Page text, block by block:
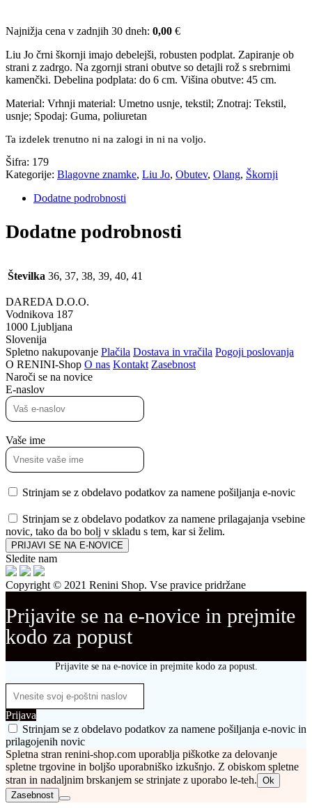
Najnižja cena v zadnjih 30 dneh: 0,00 €
Liu Jo črni škornji imajo debelejši, robusten podplat. Zapiranje ob
strani z zadrgo. Na zgornji strani obutve so detajli rož s srebrnimi
kamenčki. Debelina podplata: do 6 cm. Višina obutve: 45 cm.
Material: Vrhnji material: Umetno usnje, tekstil; Znotraj: Tekstil,
usnje; Spodaj: Guma, poliuretan
Ta izdelek trenutno ni na zalogi in ni na voljo.
Šifra: 179
Kategorije: Blagovne znamke, Liu Jo, Obutev, Olang, Škornji
Dodatne podrobnosti
Dodatne podrobnosti
Številka 36, 37, 38, 39, 40, 41
DAREDA D.O.O.
Vodnikova 187
1000 Ljubljana
Slovenija
Spletno nakupovanje Plačila Dostava in vračila Pogoji poslovanja
O RENINI-Shop O nas Kontakt Zasebnost
Naroči se na novice
E-naslov
Vaše ime
Strinjam se z obdelavo podatkov za namene pošiljanja e-novic
Strinjam se z obdelavo podatkov za namene prilagajanja vsebine
novic, tako da bo bolj v skladu s tem, kar si želim.
PRIJAVI SE NA E-NOVICE
Sledite nam
Copyright © 2021 Renini Shop. Vse pravice pridržane
Prijavite se na e-novice in prejmite
kodo za popust
Prijavite se na e-novice in prejmite kodo za popust.
Prijava
Strinjam se z obdelavo podatkov za namene pošiljanja e-novic in
prilagojenih novic
Spletna stran renini-shop.com uporablja piškotke za delovanje
spletne trgovine in boljšo uporabniško izkušnjo. Z obiskom spletne
stran in nadaljnim brskanjem se strinjate z uporabo le-teh. Ok
Zasebnost